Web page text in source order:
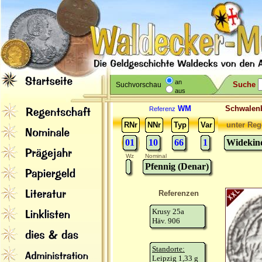
Suchvorschau
an
aus
Suche
Referenz WM
RNr
NNr Typ Var
01 10 66 1
unter
Wz Nominal
Pfennig (Denar)
Referenzen
Krusy 25a
Häv. 906
Standorte:
Leipzig 1,33 g